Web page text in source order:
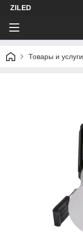
ZILED
Товары и услуги